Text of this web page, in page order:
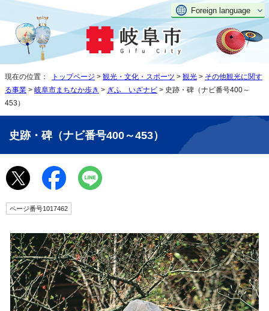
Foreign language
現在の位置： トップページ > 観光・文化・スポーツ > 観光 > その他観光に関す
る事業 > 岐阜市まちなか歩き > ぎふ いざナビ > 史跡・碑（ナビ番号400～
453）
史跡・碑（ナビ番号400～453）
ページ番号1017462